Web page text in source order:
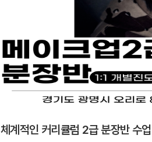
체계적인 커리큘럼 2급 분장반 수업